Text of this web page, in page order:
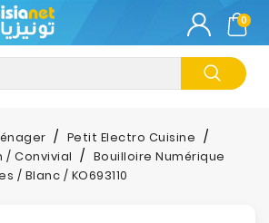
0
Petit Electro Cuisine
/ Convivial
Bouilloire Numérique
/ Blanc / KO693110